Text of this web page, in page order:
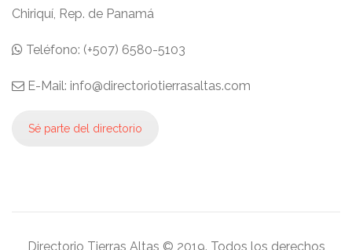
Chiriquí, Rep. de Panamá
Teléfono: (+507) 6580-5103
E-Mail: info@directoriotierrasaltas.com
Sé parte del directorio
Directorio Tierras Altas © 2019. Todos los derechos